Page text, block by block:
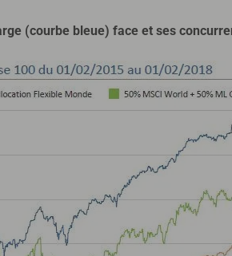
(courbe bleue) face et ses